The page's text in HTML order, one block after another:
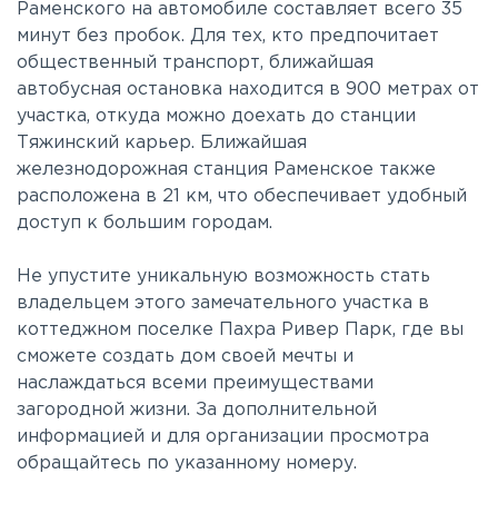
Раменского на автомобиле составляет всего 35
минут без пробок. Для тех, кто предпочитает
общественный транспорт, ближайшая
автобусная остановка находится в 900 метрах от
участка, откуда можно доехать до станции
Тяжинский карьер. Ближайшая
железнодорожная станция Раменское также
расположена в 21 км, что обеспечивает удобный
доступ к большим городам.
Не упустите уникальную возможность стать
владельцем этого замечательного участка в
коттеджном поселке Пахра Ривер Парк, где вы
сможете создать дом своей мечты и
наслаждаться всеми преимуществами
загородной жизни. За дополнительной
информацией и для организации просмотра
обращайтесь по указанному номеру.